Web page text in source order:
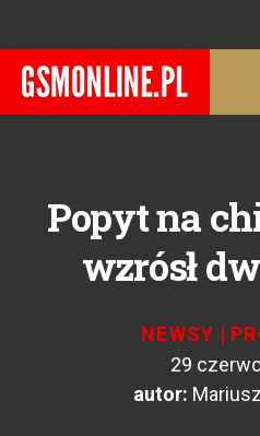
Popyt na
wzrósł
NEWSY |
29
autor: